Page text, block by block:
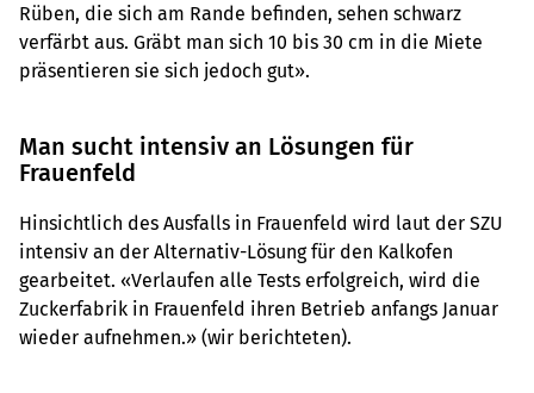
Rüben, die sich am Rande befinden, sehen schwarz
verfärbt aus. Gräbt man sich 10 bis 30 cm in die Miete
präsentieren sie sich jedoch gut».
Man sucht intensiv an Lösungen für
Frauenfeld
Hinsichtlich des Ausfalls in Frauenfeld wird laut der SZU
intensiv an der Alternativ-Lösung für den Kalkofen
gearbeitet. «Verlaufen alle Tests erfolgreich, wird die
Zuckerfabrik in Frauenfeld ihren Betrieb anfangs Januar
wieder aufnehmen.» (wir berichteten).